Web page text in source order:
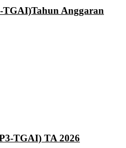
TGAI)Tahun Anggaran
TGAI) TA 2026